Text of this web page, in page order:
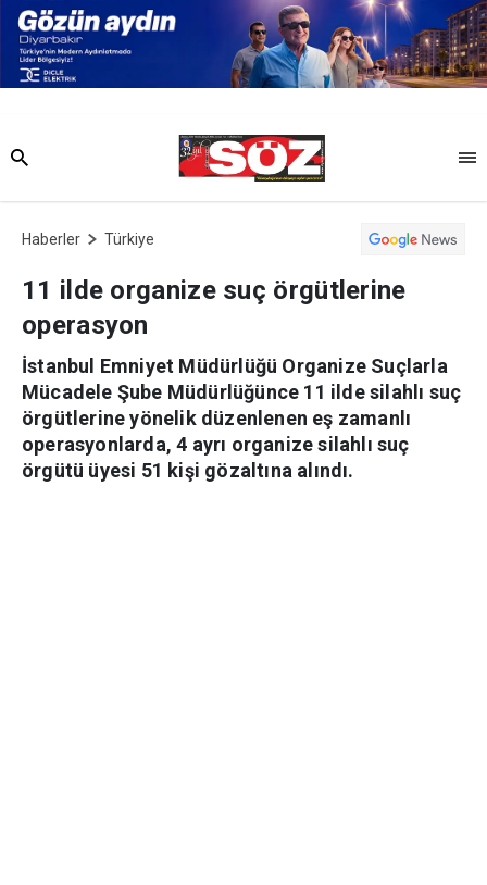
Haberler Türkiye
11 ilde organize suç örgütlerine
operasyon
İstanbul Emniyet Müdürlüğü Organize Suçlarla
Mücadele Şube Müdürlüğünce 11 ilde silahlı suç
örgütlerine yönelik düzenlenen eş zamanlı
operasyonlarda, 4 ayrı organize silahlı suç
örgütü üyesi 51 kişi gözaltına alındı.